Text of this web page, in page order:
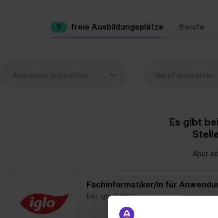
5 freie Ausbildungsplätze Berufe
Es gibt
Aber
Fachinformatiker/in für
bei iglo GmbH